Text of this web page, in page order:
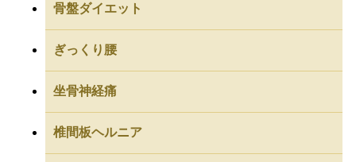
骨盤ダイエット
ぎっくり腰
坐骨神経痛
椎間板ヘルニア